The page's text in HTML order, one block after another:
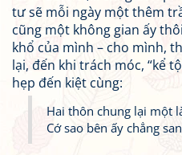
tư sẽ mỗi ngày một thêm
cũng một không gian ấy
khổ của mình – cho mình,
lại, đến khi trách móc, “kể
hẹp đến kiệt cùng:
Hai thôn chung lại một
Cớ sao bên ấy chẳng